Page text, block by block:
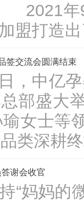
2021
盟打造
签交流会圆满结束
，中亿
部盛大
女士等
类深耕
谢会收官
“妈妈的